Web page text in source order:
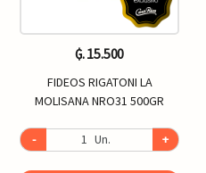
₲. 15.500
FIDEOS RIGATONI LA
MOLISANA NRO31 500GR
- Un. +